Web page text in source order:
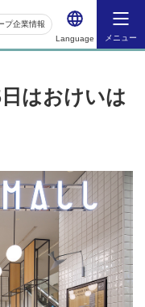
Language メニュー
プ企業情報
日はおけいは